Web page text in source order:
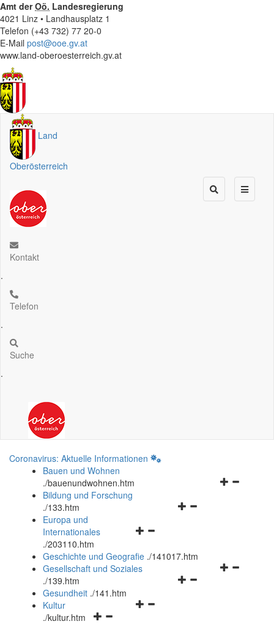
Amt derOö. Landesregierung
4021 Linz • Landhausplatz 1
Telefon (+43 732) 77 20-0
E-Mail post@ooe.gv.at
www.land-oberoesterreich.gv.at
Land
Oberösterreich
Kontakt
.
Telefon
.
Suche
.
Coronavirus: Aktuelle Informationen
Bauen und Wohnen
./bauenundwohnen.htm
Navigationsmenü
Bildung und Forschung
./133.htm
Navigationsmenü
und
schließen
Europa und
Internationales
./203110.htm
Geschichte und Geografie ./141017.htm
Navigationsmenü
Gesellschaft und Soziales
./139.htm
Navigationsmenü
Gesundheit ./141.htm
Navigationsmenü
Kultur
./kultur.htm